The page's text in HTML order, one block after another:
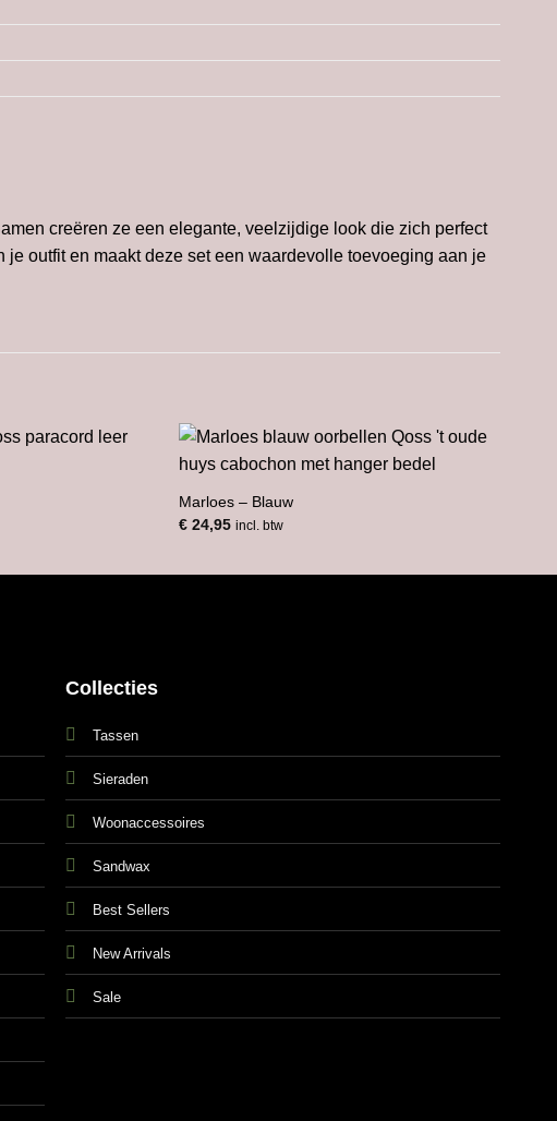
creëren ze een elegante, veelzijdige look die zich perfect
outfit en maakt deze set een waardevolle toevoeging aan je
Marloes – Blauw
€24,95 incl. btw
Collecties
Tassen
Sieraden
Woonaccessoires
Sandwax
Best Sellers
New Arrivals
Sale